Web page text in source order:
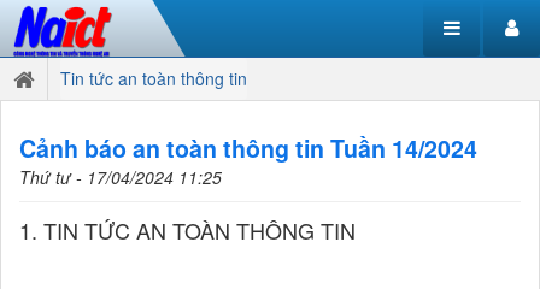
Tin tức an toàn thông tin
Cảnh báo an toàn thông tin Tuần 14/2024
Thứ tư - 17/04/2024 11:25
1. TIN TỨC AN TOÀN THÔNG TIN